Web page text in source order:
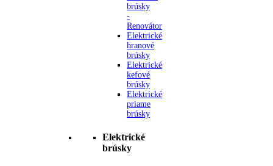
brúsky
-
Renovátor
Elektrické
hranové
brúsky
Elektrické
kefové
brúsky
Elektrické
priame
brúsky
Elektrické
brúsky